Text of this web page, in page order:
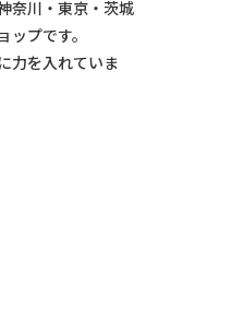
奈川・東京・茨城
プです。
力を入れていま